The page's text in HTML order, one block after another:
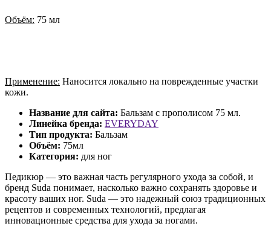
Объём: 75 мл
Применение: Наносится локально на поврежденные участки
кожи.
Название для сайта: Бальзам с прополисом 75 мл.
Линейка бренда: EVERYDAY
Тип продукта: Бальзам
Объём: 75мл
Категория: для ног
Педикюр — это важная часть регулярного ухода за собой, и
бренд Suda понимает, насколько важно сохранять здоровье и
красоту ваших ног. Suda — это надежный союз традиционных
рецептов и современных технологий, предлагая
инновационные средства для ухода за ногами.